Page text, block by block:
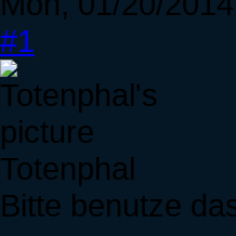
#1
Totenphal
Bitte benutze